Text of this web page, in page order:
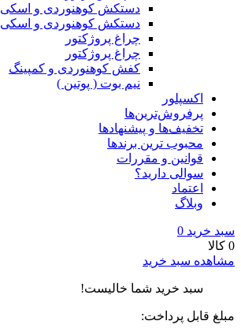
دستکش کوهنوردی و اسکی
دستکش کوهنوردی و اسکی
چراغ پروژکتور
چراغ پروژکتور
کفش کوهنوردی و کمپینگ
نیم بوت ( پوتین )
اکسپلور
پرفروش‌ترین‌ها
تخفیف‌ها و پیشنهادها
محبوب ترین برندها
قوانین و مقررات
سوالی دارید؟
اعتماد
وبلاگ
سبد خرید 0
0 کالا
مشاهده سبد خرید
سبد خرید شما خالیست!
مبلغ قابل پرداخت: